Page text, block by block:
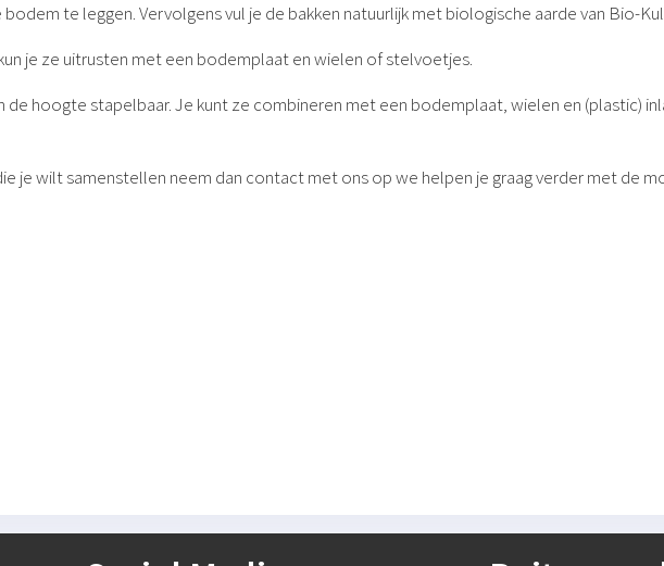
te leggen. Vervolgens vul je de bakken natuurlijk met biologische aarde van Bio-
je ze uitrusten met een bodemplaat en wielen of stelvoetjes.
de hoogte stapelbaar. Je kunt ze combineren met een bodemplaat, wielen en (plastic)
je wilt samenstellen neem dan contact met ons op we helpen je graag verder met de